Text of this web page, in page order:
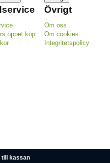
öppet köp
Övrigt
Om oss
Om cookies
Integritetspolicy
till kassan